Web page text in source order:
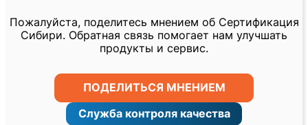
Пожалуйста, поделитесь мнением об Сертификация
Сибири. Обратная связь помогает нам улучшать
продукты и сервис.
ПОДЕЛИТЬСЯ МНЕНИЕМ
Служба контроля качества